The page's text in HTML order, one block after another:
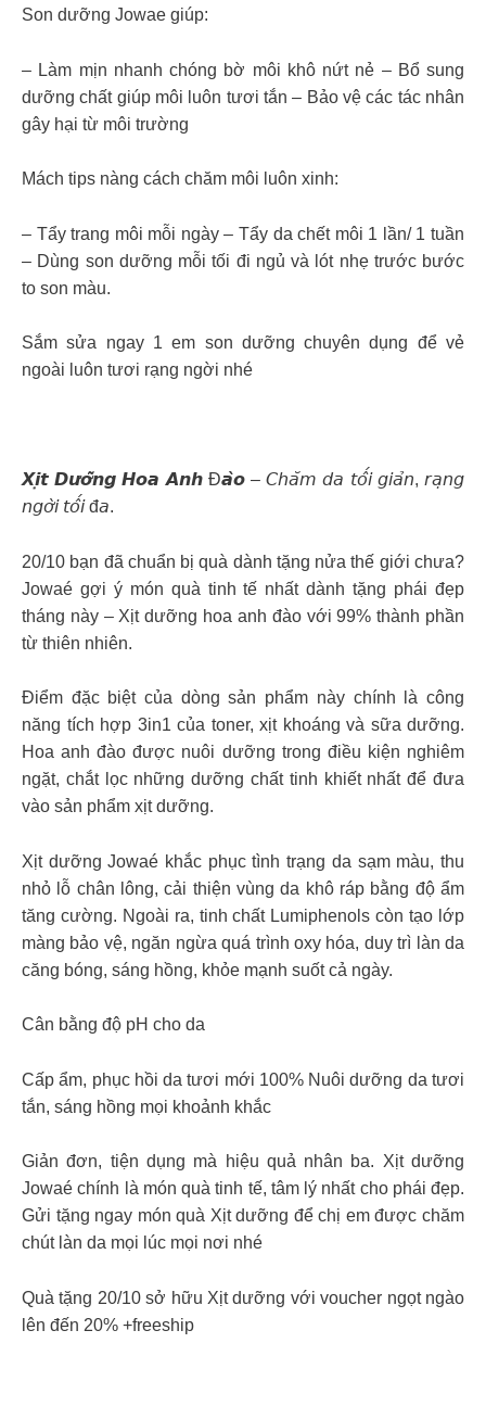
Son dưỡng Jowae giúp:
– Làm mịn nhanh chóng bờ môi khô nứt nẻ – Bổ sung
dưỡng chất giúp môi luôn tươi tắn – Bảo vệ các tác nhân
gây hại từ môi trường
Mách tips nàng cách chăm môi luôn xinh:
– Tẩy trang môi mỗi ngày – Tẩy da chết môi 1 lần/ 1 tuần
– Dùng son dưỡng mỗi tối đi ngủ và lót nhẹ trước bước
to son màu.
Sắm sửa ngay 1 em son dưỡng chuyên dụng để vẻ
ngoài luôn tươi rạng ngời nhé
𝙓𝙞̣𝙩 𝘿𝙪̛𝙤̛̃𝙣𝙜 𝙃𝙤𝙖 𝘼𝙣𝙝 Đ𝙖̀𝙤 – 𝘊𝘩𝘢̆𝘮 𝘥𝘢 𝘵𝘰̂́𝘪 𝘨𝘪𝘢̉𝘯, 𝘳𝘢̣𝘯𝘨
𝘯𝘨𝘰̛̀𝘪 𝘵𝘰̂́𝘪 đ𝘢.
20/10 bạn đã chuẩn bị quà dành tặng nửa thế giới chưa?
Jowaé gợi ý món quà tinh tế nhất dành tặng phái đẹp
tháng này – Xịt dưỡng hoa anh đào với 99% thành phần
từ thiên nhiên.
Điểm đặc biệt của dòng sản phẩm này chính là công
năng tích hợp 3in1 của toner, xịt khoáng và sữa dưỡng.
Hoa anh đào được nuôi dưỡng trong điều kiện nghiêm
ngặt, chắt lọc những dưỡng chất tinh khiết nhất để đưa
vào sản phẩm xịt dưỡng.
Xịt dưỡng Jowaé khắc phục tình trạng da sạm màu, thu
nhỏ lỗ chân lông, cải thiện vùng da khô ráp bằng độ ẩm
tăng cường. Ngoài ra, tinh chất Lumiphenols còn tạo lớp
màng bảo vệ, ngăn ngừa quá trình oxy hóa, duy trì làn da
căng bóng, sáng hồng, khỏe mạnh suốt cả ngày.
Cân bằng độ pH cho da
Cấp ẩm, phục hồi da tươi mới 100% Nuôi dưỡng da tươi
tắn, sáng hồng mọi khoảnh khắc
Giản đơn, tiện dụng mà hiệu quả nhân ba. Xịt dưỡng
Jowaé chính là món quà tinh tế, tâm lý nhất cho phái đẹp.
Gửi tặng ngay món quà Xịt dưỡng để chị em được chăm
chút làn da mọi lúc mọi nơi nhé
Quà tặng 20/10 sở hữu Xịt dưỡng với voucher ngọt ngào
lên đến 20% +freeship